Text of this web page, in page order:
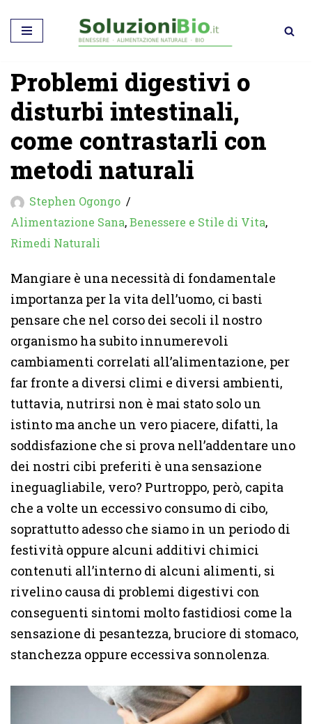
Vai
contenuto
Problemi digestivi o
disturbi intestinali,
come contrastarli con
metodi naturali
Stephen Ogongo
Alimentazione Sana,Benessere e Stile di Vita,
Rimedi Naturali
Mangiare è una necessità di fondamentale
importanza per la vita dell’uomo, ci basti
pensare che nel corso dei secoli il nostro
organismo ha subito innumerevoli
cambiamenti correlati all’alimentazione, per
far fronte a diversi climi e diversi ambienti,
tuttavia, nutrirsi non è mai stato solo un
istinto ma anche un vero piacere, difatti, la
soddisfazione che si prova nell’addentare uno
dei nostri cibi preferiti è una sensazione
ineguagliabile, vero? Purtroppo, però, capita
che a volte un eccessivo consumo di cibo,
soprattutto adesso che siamo in un periodo di
festività oppure alcuni additivi chimici
contenuti all’interno di alcuni alimenti, si
rivelino causa di problemi digestivi con
conseguenti sintomi molto fastidiosi come la
sensazione di pesantezza, bruciore di stomaco,
stanchezza oppure eccessiva sonnolenza.